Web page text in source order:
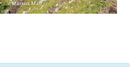
/ Markus Mair